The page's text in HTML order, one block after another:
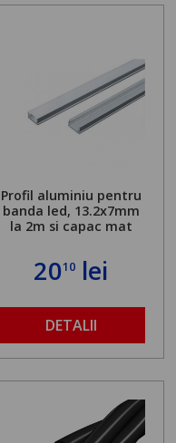
Profil aluminiu pentru
banda led, 13.2x7mm
la 2m si capac mat
2010 lei
DETALII